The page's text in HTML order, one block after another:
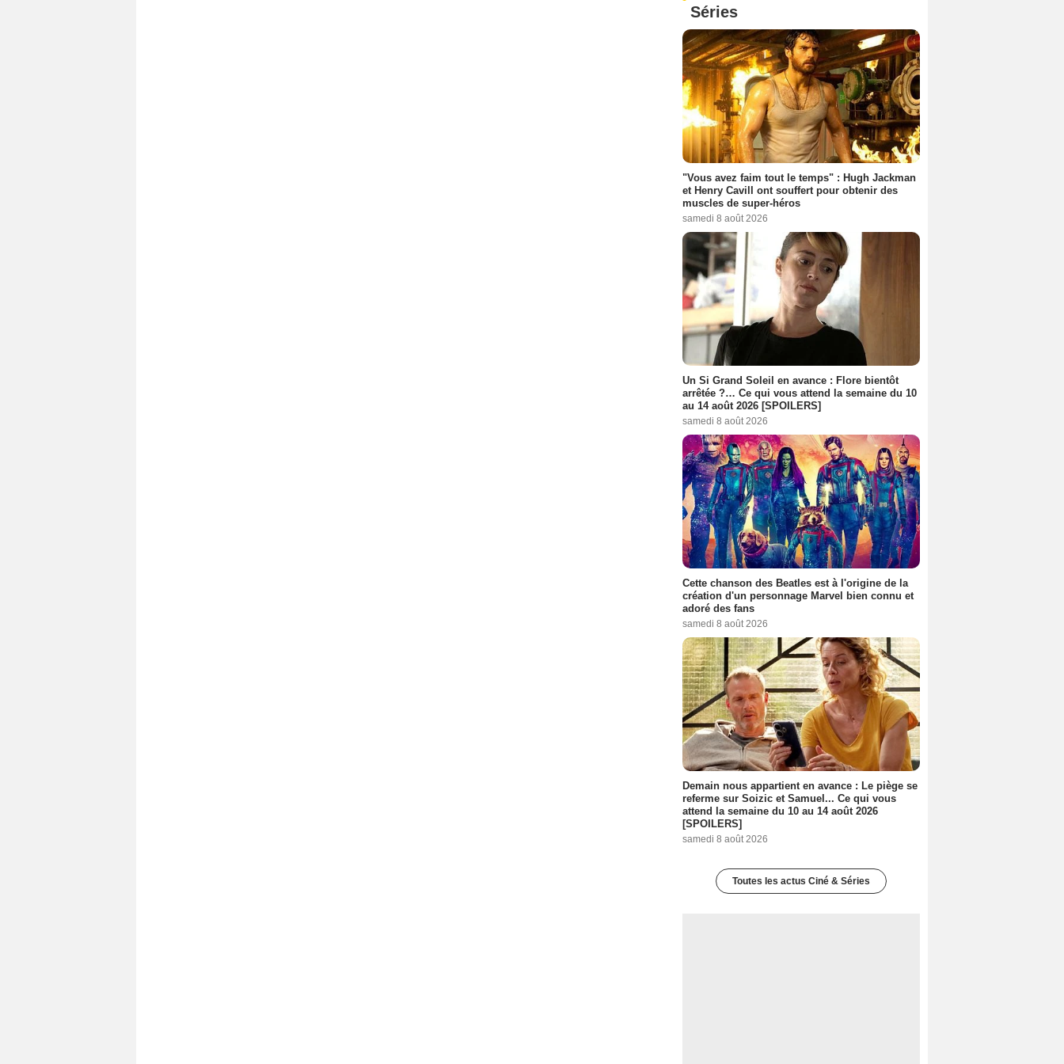
Séries
"Vous avez faim tout le temps" : Hugh Jackman
et Henry Cavill ont souffert pour obtenir des
muscles de super-héros
samedi 8 août 2026
Un Si Grand Soleil en avance : Flore bientôt
arrêtée ?… Ce qui vous attend la semaine du 10
au 14 août 2026 [SPOILERS]
samedi 8 août 2026
Cette chanson des Beatles est à l'origine de la
création d'un personnage Marvel bien connu et
adoré des fans
samedi 8 août 2026
Demain nous appartient en avance : Le piège se
referme sur Soizic et Samuel... Ce qui vous
attend la semaine du 10 au 14 août 2026
[SPOILERS]
samedi 8 août 2026
Toutes les actus Ciné & Séries